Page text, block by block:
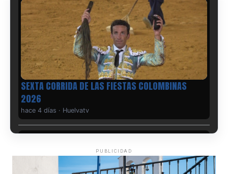
hace 4 días Huelvatv
PUBLICIDAD